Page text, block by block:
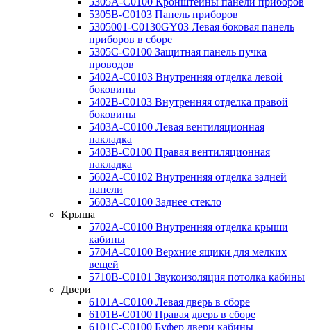
5305B-C0103 Панель приборов
5305001-C0130GY03 Левая боковая панель
приборов в сборе
5305C-C0100 Защитная панель пучка
проводов
5402A-C0103 Внутренняя отделка левой
боковины
5402B-C0103 Внутренняя отделка правой
боковины
5403A-C0100 Левая вентиляционная
накладка
5403B-C0100 Правая вентиляционная
накладка
5602A-C0102 Внутренняя отделка задней
панели
5603A-C0100 Заднее стекло
Крыша
5702A-C0100 Внутренняя отделка крыши
кабины
5704A-C0100 Верхние ящики для мелких
вещей
5710B-C0101 Звукоизоляция потолка кабины
Двери
6101A-C0100 Левая дверь в сборе
6101B-C0100 Правая дверь в сборе
6101C-C0100 Буфер двери кабины